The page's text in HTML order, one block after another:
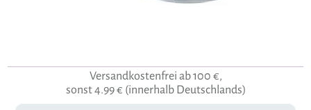
Versandkostenfrei ab 100 €,
sonst 4.99 € (innerhalb Deutschlands)